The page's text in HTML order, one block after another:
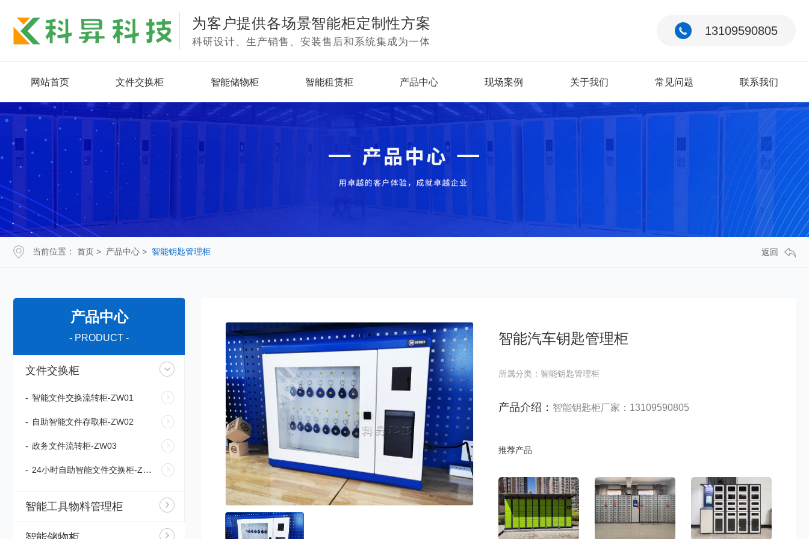
为客户提供各场景智能柜定制性方案
科研设计、生产销售、安装售后和系统集成为一体
13109590805
网站首页 文件交换柜 智能储物柜 智能租赁柜 产品中心 现场案例 关于我们 常见问题 联系我们
当前位置： 首页 > 产品中心 > 智能钥匙管理柜 返回
产品中心
- PRODUCT -
文件交换柜
- 智能文件交换流转柜-ZW01
- 自助智能文件存取柜-ZW02
- 政务文件流转柜-ZW03
- 24小时自助智能文件交换柜-ZW04
智能工具物料管理柜
智能汽车钥匙管理柜
所属分类：智能钥匙管理柜
产品介绍： 智能钥匙柜厂家：13109590805
推荐产品